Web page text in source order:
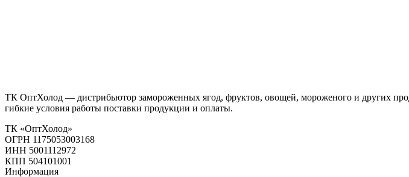
ТК ОптХолод — дистрибьютор замороженных ягод, фруктов, овощей, мороженого и других
гибкие условия работы поставки продукции и оплаты.
ТК «ОптХолод»
ОГРН 1175053003168
ИНН 5001112972
КПП 504101001
Информация